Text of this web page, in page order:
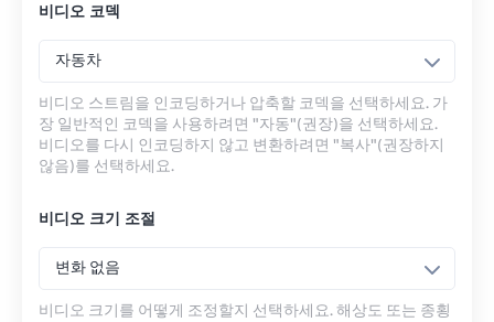
비디오 코덱
자동차
비디오 스트림을 인코딩하거나 압축할 코덱을 선택하세요. 가
장 일반적인 코덱을 사용하려면 "자동"(권장)을 선택하세요.
비디오를 다시 인코딩하지 않고 변환하려면 "복사"(권장하지
않음)를 선택하세요.
비디오 크기 조절
변화 없음
비디오 크기를 어떻게 조정할지 선택하세요. 해상도 또는 종횡